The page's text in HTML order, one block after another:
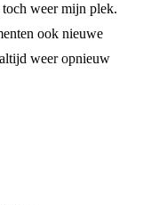
weer mijn plek.
ook nieuwe
weer opnieuw